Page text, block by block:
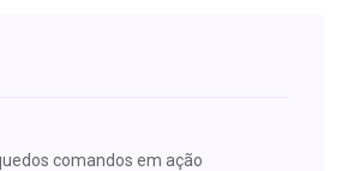
comandos em ação